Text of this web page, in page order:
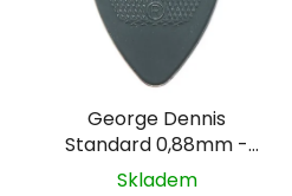
George Dennis
Standard 0,88mm -
trsátko
Skladem